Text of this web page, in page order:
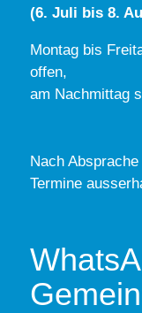
(6. Juli bis 8.
Montag bis
offen,
am Nachmittag
Nach
Termine